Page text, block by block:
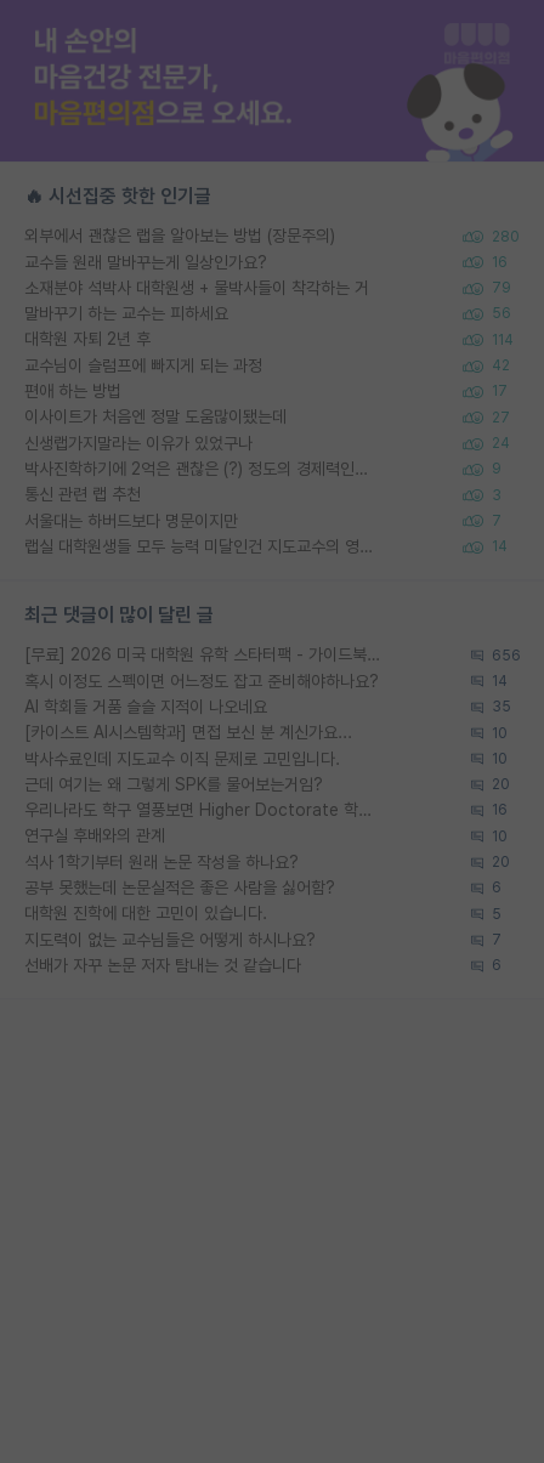
🔥 시선집중 핫한 인기글
외부에서 괜찮은 랩을 알아보는 방법 (장문주의) 280
교수들 원래 말바꾸는게 일상인가요? 16
소재분야 석박사 대학원생 + 물박사들이 착각하는 거 79
말바꾸기 하는 교수는 피하세요 56
대학원 자퇴 2년 후 114
교수님이 슬럼프에 빠지게 되는 과정 42
편애 하는 방법 17
이사이트가 처음엔 정말 도움많이됐는데 27
신생랩가지말라는 이유가 있었구나 24
박사진학하기에 2억은 괜찮은 (?) 정도의 경제력인가요 9
통신 관련 랩 추천 3
서울대는 하버드보다 명문이지만 7
랩실 대학원생들 모두 능력 미달인건 지도교수의 영향 아닌가? 14
최근 댓글이 많이 달린 글
[무료] 2026 미국 대학원 유학 스타터팩 - 가이드북 & 합격자 컨택메일 템플릿 656
혹시 이정도 스펙이면 어느정도 잡고 준비해야하나요? 14
AI 학회들 거품 슬슬 지적이 나오네요 35
[카이스트 AI시스템학과] 면접 보신 분 계신가요... 10
박사수료인데 지도교수 이직 문제로 고민입니다. 10
근데 여기는 왜 그렇게 SPK를 물어보는거임? 20
우리나라도 학구 열풍보면 Higher Doctorate 학위가 필요하다고 봅니다. 16
연구실 후배와의 관계 10
석사 1학기부터 원래 논문 작성을 하나요? 20
공부 못했는데 논문실적은 좋은 사람을 싫어함? 6
대학원 진학에 대한 고민이 있습니다. 5
지도력이 없는 교수님들은 어떻게 하시나요? 7
선배가 자꾸 논문 저자 탐내는 것 같습니다 6